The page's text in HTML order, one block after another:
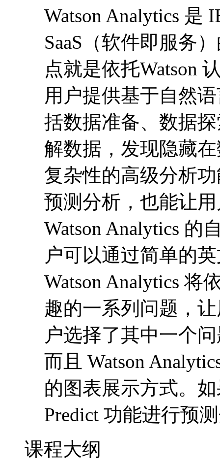
Watson Analytics 是
SaaS（软件即服务
点就是依托Watson
用户提供基于自然
括数据准备、数据
解数据，发现隐藏
复杂性的高级分析
预测分析，也能让
Watson Analytics 的
户可以通过简单的
Watson Analytics 将
趣的一系列问题，
户选择了其中一个
而且 Watson
的图表展示方式。
Predict 功能进行预
课程大纲